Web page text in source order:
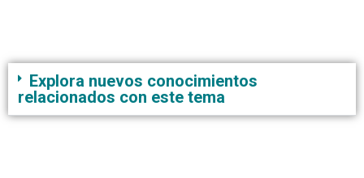
Explora nuevos conocimientos
relacionados con este tema